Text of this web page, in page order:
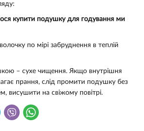
купити подушку для годування ми
по мірі забруднення в теплій
– сухе чищення. Якщо внутрішня
прання, слід промити подушку без
висушити на свіжому повітрі.